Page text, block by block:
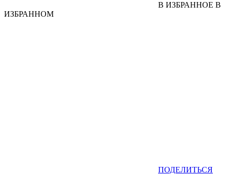
В ИЗБРАННОЕ В
ИЗБРАННОМ
ПОДЕЛИТЬСЯ